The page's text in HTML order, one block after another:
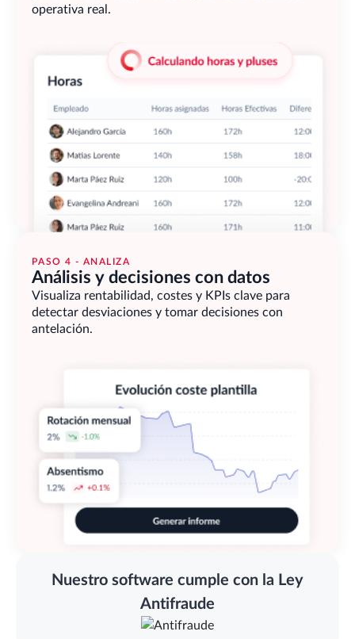
operativa real.
PASO 4 - ANALIZA
Análisis y decisiones con datos
Visualiza rentabilidad, costes y KPIs clave para
detectar desviaciones y tomar decisiones con
antelación.
Nuestro software cumple con la Ley
Antifraude